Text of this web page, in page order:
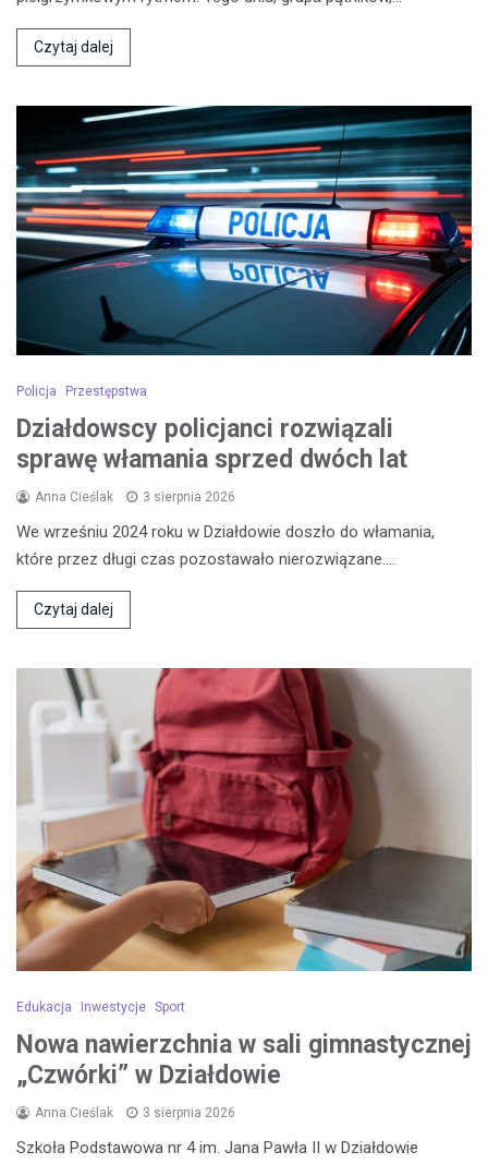
Czytaj dalej
Policja Przestępstwa
Działdowscy policjanci rozwiązali
sprawę włamania sprzed dwóch lat
Anna Cieślak 3 sierpnia 2026
We wrześniu 2024 roku w Działdowie doszło do włamania,
które przez długi czas pozostawało nierozwiązane.…
Czytaj dalej
Edukacja Inwestycje Sport
Nowa nawierzchnia w sali gimnastycznej
„Czwórki” w Działdowie
Anna Cieślak 3 sierpnia 2026
Szkoła Podstawowa nr 4 im. Jana Pawła II w Działdowie